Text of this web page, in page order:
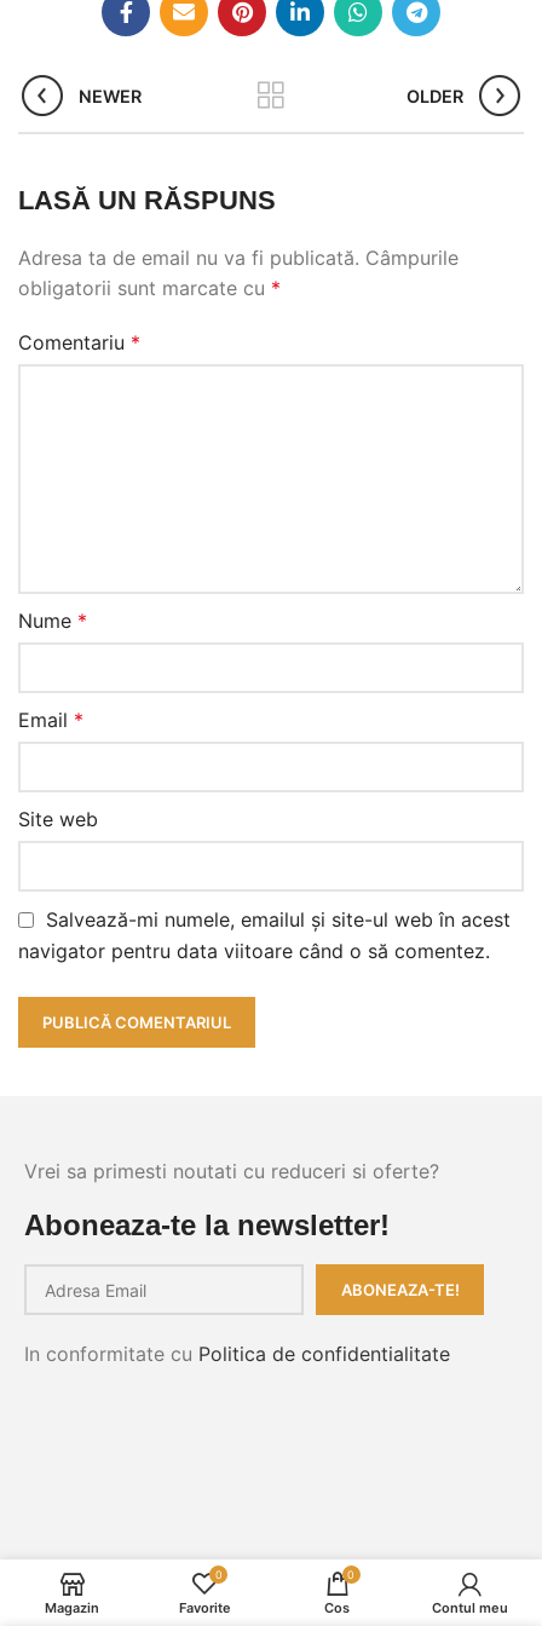
temperatura băuturii pentru cel puțin 5-12 ore.
Dimensiunea și compatibilitatea cu aparatul de
în considerare.
NEWER OLDER
LASĂ UN RĂSPUNS
Adresa ta de email nu va fi publicată. Câmpurile
obligatorii sunt marcate cu *
Comentariu *
Nume *
Email *
Site web
Salvează-mi numele, emailul și site-ul web în acest
navigator pentru data viitoare când o să comentez.
Vrei sa primesti noutati cu reduceri si oferte?
Aboneaza-te la newsletter!
In conformitate cu Politica de confidentialitate
Magazin
0
Favorite
0
Cos Contul meu